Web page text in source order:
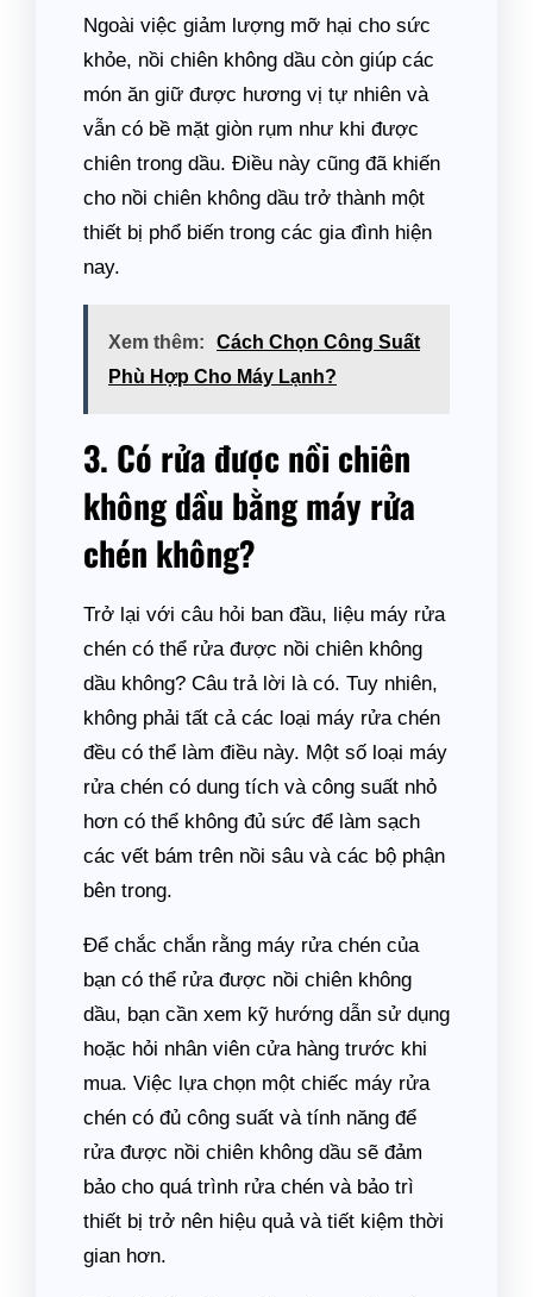
Ngoài việc giảm lượng mỡ hại cho sức
khỏe, nồi chiên không dầu còn giúp các
món ăn giữ được hương vị tự nhiên và
vẫn có bề mặt giòn rụm như khi được
chiên trong dầu. Điều này cũng đã khiến
cho nồi chiên không dầu trở thành một
thiết bị phổ biến trong các gia đình hiện
nay.
Xem thêm:
Cách Chọn Công Suất
Phù Hợp Cho Máy Lạnh?
3. Có rửa được nồi chiên
không dầu bằng máy rửa
chén không?
Trở lại với câu hỏi ban đầu, liệu máy rửa
chén có thể rửa được nồi chiên không
dầu không? Câu trả lời là có. Tuy nhiên,
không phải tất cả các loại máy rửa chén
đều có thể làm điều này. Một số loại máy
rửa chén có dung tích và công suất nhỏ
hơn có thể không đủ sức để làm sạch
các vết bám trên nồi sâu và các bộ phận
bên trong.
Để chắc chắn rằng máy rửa chén của
bạn có thể rửa được nồi chiên không
dầu, bạn cần xem kỹ hướng dẫn sử dụng
hoặc hỏi nhân viên cửa hàng trước khi
mua. Việc lựa chọn một chiếc máy rửa
chén có đủ công suất và tính năng để
rửa được nồi chiên không dầu sẽ đảm
bảo cho quá trình rửa chén và bảo trì
thiết bị trở nên hiệu quả và tiết kiệm thời
gian hơn.